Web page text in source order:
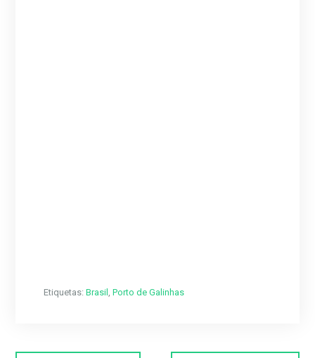
Etiquetas:Brasil ,Porto de Galinhas